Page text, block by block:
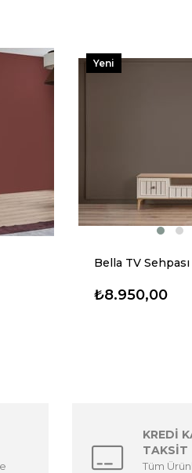
Bella TV Sehpası
₺8.950,00
Yeni
KREDİ
TAKSİT
Tüm